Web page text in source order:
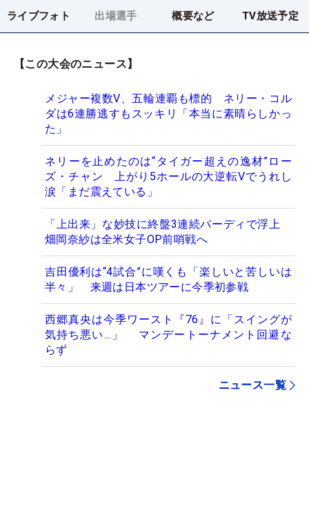
ライブフォト 出場選手 概要など TV放送予定
【この大会のニュース】
メジャー複数V、五輪連覇も標的 ネリー・コル
ダは6連勝逃すもスッキリ「本当に素晴らしかっ
た」
ネリーを止めたのは“タイガー超えの逸材”ロー
ズ・チャン 上がり5ホールの大逆転Vでうれし
涙「まだ震えている」
「上出来」な妙技に終盤3連続バーディで浮上
畑岡奈紗は全米女子OP前哨戦へ
吉田優利は“4試合”に嘆くも「楽しいと苦しいは
半々」 来週は日本ツアーに今季初参戦
西郷真央は今季ワースト『76』に「スイングが
気持ち悪い…」 マンデートーナメント回避な
らず
ニュース一覧